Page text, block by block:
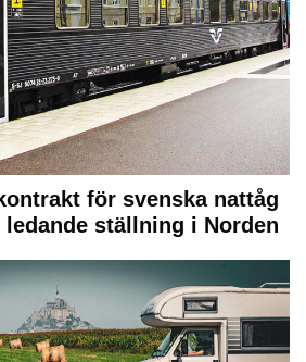
för svenska nattåg
ställning i Norden